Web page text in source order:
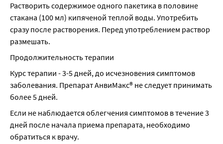
Растворить содержимое одного пакетика в половине
стакана (100 мл) кипяченой теплой воды. Употребить
сразу после растворения. Перед употреблением раствор
размешать.
Продолжительность терапии
Курс терапии - 3-5 дней, до исчезновения симптомов
заболевания. Препарат АнвиМакс® не следует принимать
более 5 дней.
Если не наблюдается облегчения симптомов в течение 3
дней после начала приема препарата, необходимо
обратиться к врачу.